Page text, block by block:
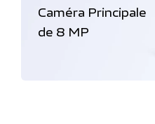
Caméra Principale
de 8 MP